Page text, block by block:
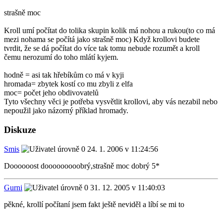
strašně moc
Kroll umí počítat do tolika skupin kolik má nohou a rukou(to co má
mezi nohama se počítá jako strašně moc) Když krollovi budete
tvrdit, že se dá počítat do více tak tomu nebude rozumět a kroll
čemu nerozumí do toho mlátí kyjem.
hodně = asi tak hřebíkům co má v kyji
hromada= zbytek kostí co mu zbyli z elfa
moc= počet jeho obdivovatelů
Tyto všechny věci je potřeba vysvětlit krollovi, aby vás nezabil nebo
nepoužil jako názorný příklad hromady.
Diskuze
Smis
24. 1. 2006 v 11:24:56
Doooooost dooooooooobrý,strašně moc dobrý 5*
Gurni
31. 12. 2005 v 11:40:03
pěkné, krollí počítaní jsem fakt ještě neviděl a líbí se mi to